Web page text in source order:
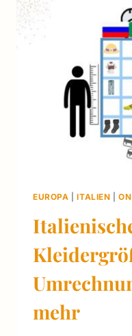
KAUF
&
TIPPS
EUROPA |ITALIEN |
mehr